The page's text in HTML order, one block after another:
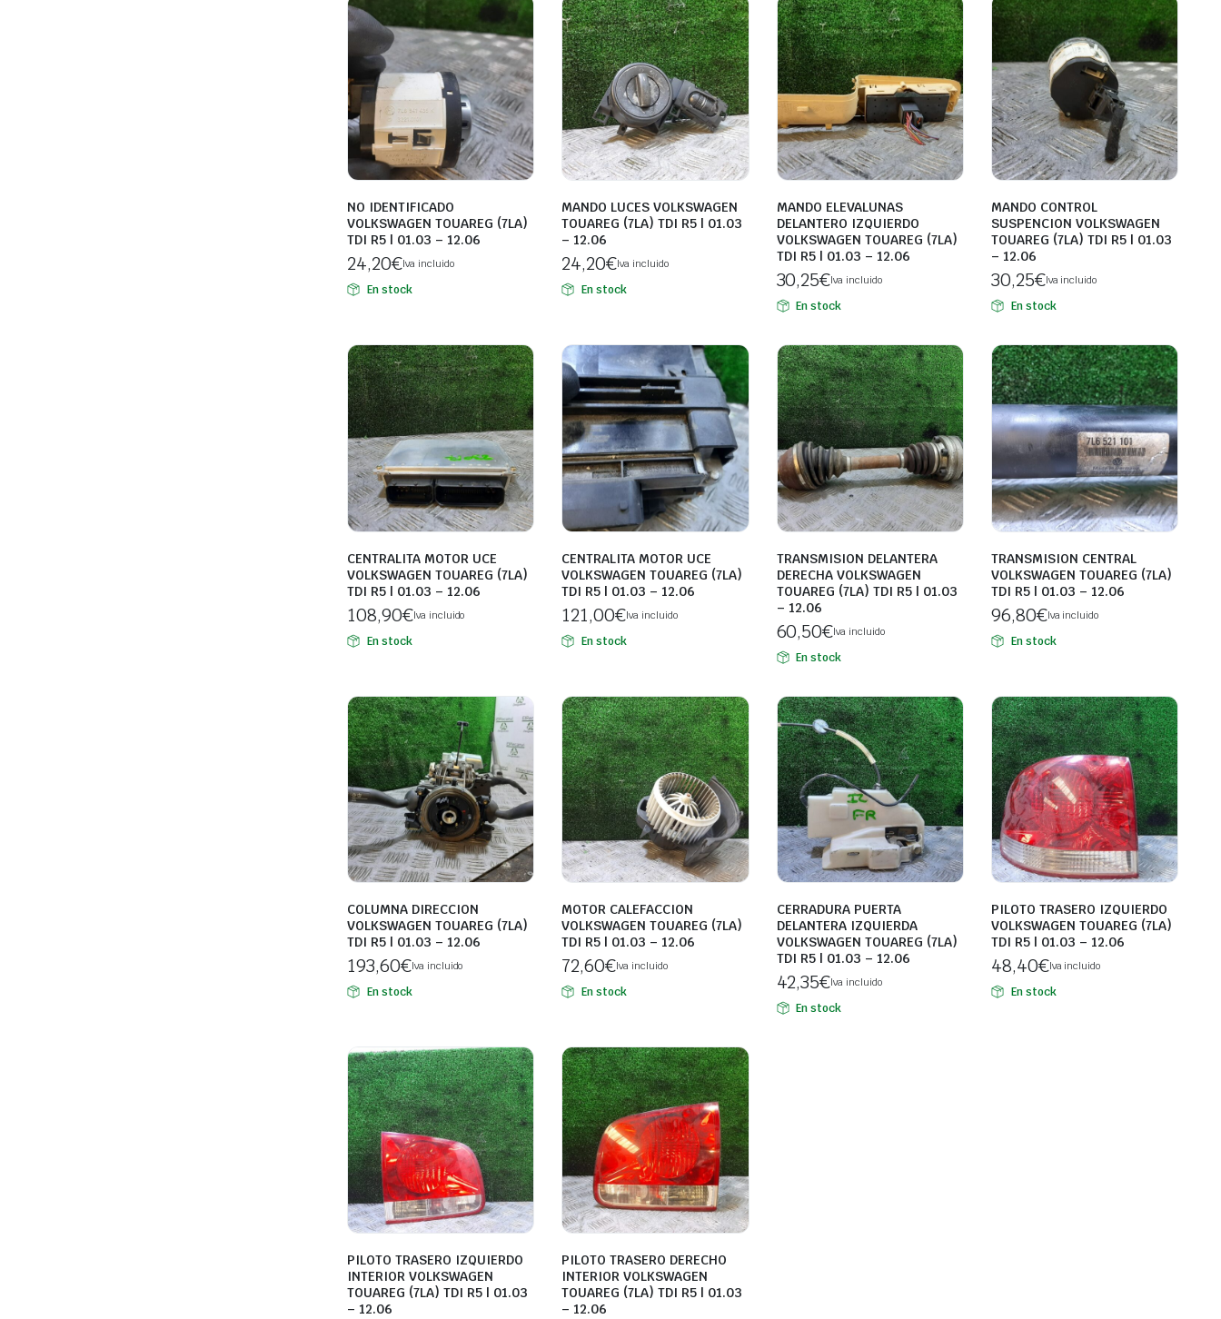
NO IDENTIFICADO
VOLKSWAGEN TOUAREG (7LA)
TDI R5 | 01.03 – 12.06
24,20€Iva incluido
En stock
MANDO LUCES VOLKSWAGEN
TOUAREG (7LA) TDI R5 | 01.03
– 12.06
24,20€Iva incluido
En stock
MANDO ELEVALUNAS
DELANTERO IZQUIERDO
VOLKSWAGEN TOUAREG (7LA)
TDI R5 | 01.03 – 12.06
30,25€Iva incluido
En stock
MANDO CONTROL
SUSPENCION VOLKSWAGEN
TOUAREG (7LA) TDI R5 | 01.03
– 12.06
30,25€Iva incluido
En stock
CENTRALITA MOTOR UCE
VOLKSWAGEN TOUAREG (7LA)
TDI R5 | 01.03 – 12.06
108,90€Iva incluido
En stock
CENTRALITA MOTOR UCE
VOLKSWAGEN TOUAREG (7LA)
TDI R5 | 01.03 – 12.06
121,00€Iva incluido
En stock
TRANSMISION DELANTERA
DERECHA VOLKSWAGEN
TOUAREG (7LA) TDI R5 | 01.03
– 12.06
60,50€Iva incluido
En stock
TRANSMISION CENTRAL
VOLKSWAGEN TOUAREG (7LA)
TDI R5 | 01.03 – 12.06
96,80€Iva incluido
En stock
COLUMNA DIRECCION
VOLKSWAGEN TOUAREG (7LA)
TDI R5 | 01.03 – 12.06
193,60€Iva incluido
En stock
MOTOR CALEFACCION
VOLKSWAGEN TOUAREG (7LA)
TDI R5 | 01.03 – 12.06
72,60€Iva incluido
En stock
CERRADURA PUERTA
DELANTERA IZQUIERDA
VOLKSWAGEN TOUAREG (7LA)
TDI R5 | 01.03 – 12.06
42,35€Iva incluido
En stock
PILOTO TRASERO IZQUIERDO
VOLKSWAGEN TOUAREG (7LA)
TDI R5 | 01.03 – 12.06
48,40€Iva incluido
En stock
PILOTO TRASERO IZQUIERDO
INTERIOR VOLKSWAGEN
TOUAREG (7LA) TDI R5 | 01.03
– 12.06
PILOTO TRASERO DERECHO
INTERIOR VOLKSWAGEN
TOUAREG (7LA) TDI R5 | 01.03
– 12.06